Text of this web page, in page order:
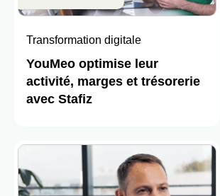
Transformation digitale
YouMeo optimise leur
activité, marges et trésorerie
avec Stafiz